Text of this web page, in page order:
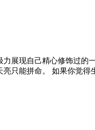
展现自己精心修饰过
只能拼命。 如果你觉得